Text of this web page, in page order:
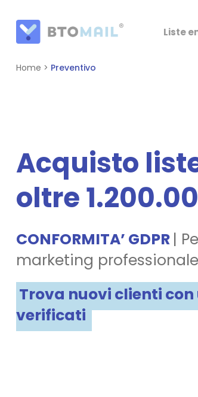
Liste
Home > Preventivo
Acquisto
oltre
CONFORMITA’ GDPR |
marketing professionale
Trova nuovi clienti
verificati